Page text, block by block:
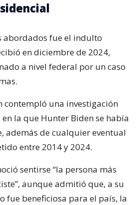
abordados fue el indulto
en diciembre de 2024,
a nivel federal por un caso
contempló una investigación
la que Hunter Biden se había
además de cualquier eventual
entre 2014 y 2024.
sentirse “la persona más
aunque admitió que, a su
fue beneficiosa para el país, la